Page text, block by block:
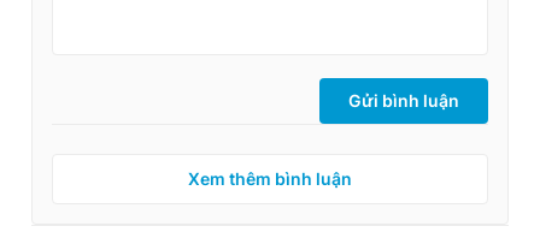
Gửi bình luận
Xem thêm bình luận